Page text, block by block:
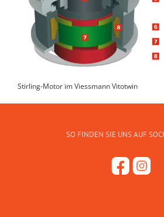
Stirling-Motor im Viessmann Vitotwin
SO FINDEN SIE UNS AUF